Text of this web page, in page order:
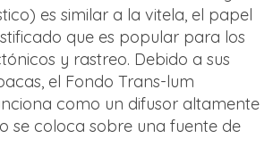
es similar a la vitela, el papel
que es popular para los
y rastreo. Debido a sus
el Fondo Trans-lum
como un difusor altamente
se coloca sobre una fuente de